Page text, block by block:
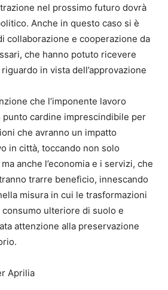
nel prossimo futuro dovrà
Anche in questo caso si è
collaborazione e cooperazione da
che hanno potuto ricevere
in vista dell’approvazione
che l’imponente lavoro
punto cardine imprescindibile per
che avranno un impatto
in città, toccando non solo
anche l’economia e i servizi, che
trarre beneficio, innescando
misura in cui le trasformazioni
ulteriore di suolo e
attenzione alla preservazione
Aprilia